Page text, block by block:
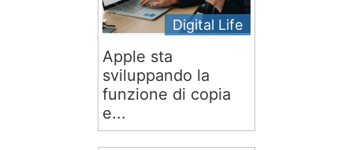
Digital Life
Apple sta
sviluppando la
funzione di copia
e...